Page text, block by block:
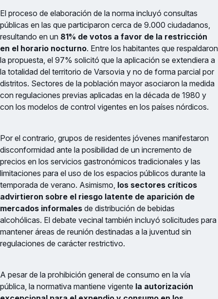
El proceso de elaboración de la norma incluyó consultas
públicas en las que participaron cerca de 9.000 ciudadanos,
resultando en un 81% de votos a favor de la restricción
en el horario nocturno. Entre los habitantes que respaldaron
la propuesta, el 97% solicitó que la aplicación se extendiera a
la totalidad del territorio de Varsovia y no de forma parcial por
distritos. Sectores de la población mayor asociaron la medida
con regulaciones previas aplicadas en la década de 1980 y
con los modelos de control vigentes en los países nórdicos.
Por el contrario, grupos de residentes jóvenes manifestaron
disconformidad ante la posibilidad de un incremento de
precios en los servicios gastronómicos tradicionales y las
limitaciones para el uso de los espacios públicos durante la
temporada de verano. Asimismo, los sectores críticos
advirtieron sobre el riesgo latente de aparición de
mercados informales de distribución de bebidas
alcohólicas. El debate vecinal también incluyó solicitudes para
mantener áreas de reunión destinadas a la juventud sin
regulaciones de carácter restrictivo.
A pesar de la prohibición general de consumo en la vía
pública, la normativa mantiene vigente la autorización